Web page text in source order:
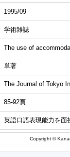
1995/09
学術雑誌
The use of
単著
The Journal of Tokyo
85-92頁
英語口語表現能力を面
Copyright ©